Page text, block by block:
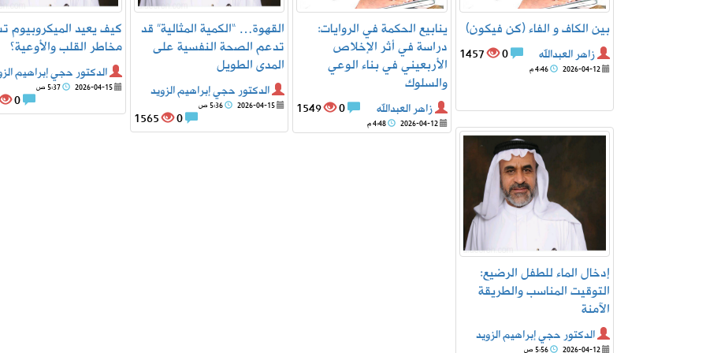
كيف يعيد الميكروبيوم
مخاطر القلب والأوعية؟
الدكتور حجي إبراهيم
2026-04-15 5:37 ص
القهوة… “الكمية المثالية” قد
تدعم الصحة النفسية على
المدى الطويل
الدكتور حجي إبراهيم الزويد
2026-04-15 5:36 ص
0
1565
ينابيع الحكمة في الروايات:
دراسة في أثر الإخلاص
الأربعيني في بناء الوعي
والسلوك
زاهر العبدالله
2026-04-12 4:48 م
0
1549
بين الكاف و الفاء (كن فيكون)
زاهر العبدالله
2026-04-12 4:46 م
0
1457
إدخال الماء للطفل الرضيع:
التوقيت المناسب والطريقة
الآمنة
الدكتور حجي إبراهيم الزويد
2026-04-12 5:56 ص